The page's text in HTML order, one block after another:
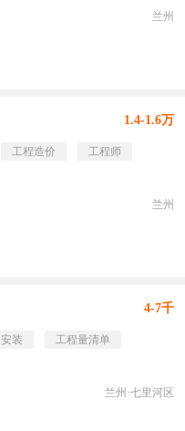
兰州
1.4-1.6万
工程造价
工程师
兰州
4-7千
安装
工程量清单
兰州·七里河区